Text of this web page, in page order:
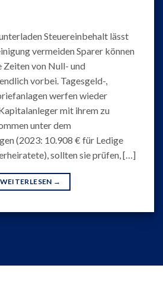
Steuereinbehalt lässt
vermeiden Sparer können
Zeiten von Null- und
vorbei. Tagesgeld-,
werfen wieder
mit ihrem zu
unter dem
(2023: 10.908 € für Ledige
sollten sie prüfen, […]
WEITERLESEN →